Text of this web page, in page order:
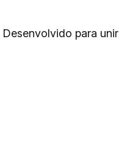
Desenvolvido para unir